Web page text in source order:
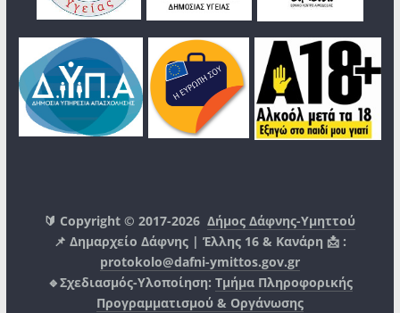
🔰 Copyright © 2017-2026Δήμος Δάφνης-Υμηττού
📌 Δημαρχείο Δάφνης | Έλλης 16 & Κανάρη 📩 :
protokolo@dafni-ymittos.gov.gr
🔹Σχεδιασμός-Υλοποίηση: Τμήμα Πληροφορικής
Προγραμματισμού & Οργάνωσης